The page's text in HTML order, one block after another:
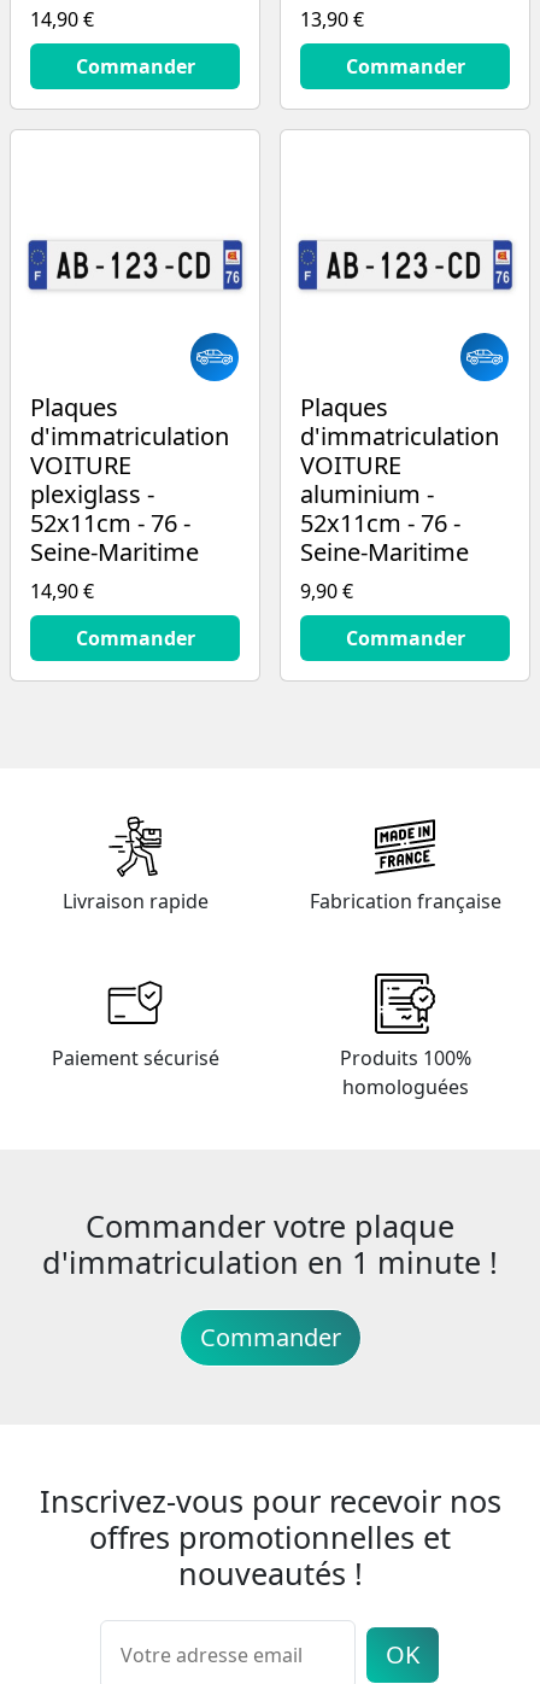
14,90 €
14.9
€Commander
13,90 €
13.9
€Commander
Plaques
d'immatriculation
VOITURE
plexiglass -
52x11cm - 76 -
Seine-Maritime
14,90 €
14.9
€Commander
Plaques
d'immatriculation
VOITURE
aluminium -
52x11cm - 76 -
Seine-Maritime
9,90 €
9.9
Commander
Livraison rapide Fabrication française
Paiement sécurisé
Produits 100%
homologuées
Commander votre plaque
d'immatriculation en 1 minute !
Commander
Inscrivez-vous pour recevoir nos
offres promotionnelles et
nouveautés !
OK